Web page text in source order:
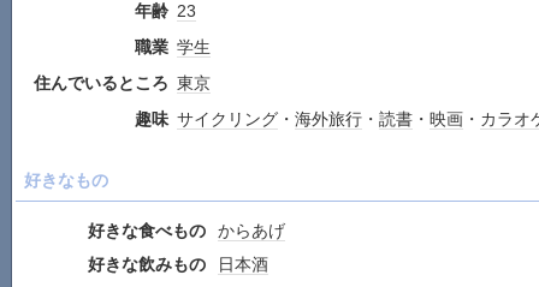
年齢 23
職業 学生
住んでいるところ 東京
趣味 サイクリング ・ 海外旅行 ・ 読書 ・ 映画 ・ カラオ
好きなもの
好きな食べもの
からあげ
好きな飲みもの
日本酒